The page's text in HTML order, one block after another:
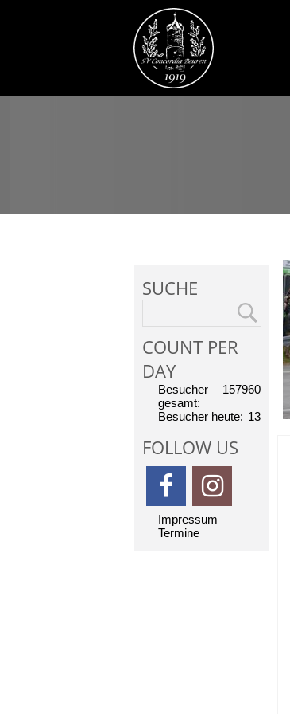
SUCHE
COUNT PER
DAY
157960
Besucher
gesamt:
13
Besucher heute:
FOLLOW US
Impressum
Termine